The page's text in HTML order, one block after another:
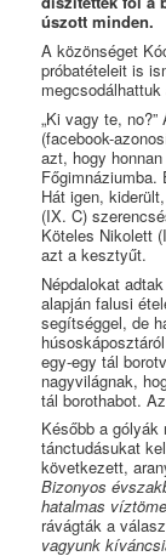
úszott minden.
A közönséget
próbatételeit is
„Ki vagy te,
(facebook-
azt, hogy
Főgimnáziumba.
Hát igen,
(IX. C)
Köteles Nikolett
azt a kesztyűt.
Népdalokat
alapján falusi
segítséggel, de
egy-egy tál
nagyvilágnak,
tál borothabot.
Később a
tánctudásukat
következett,
Bizonyos
hatalmas
rávágták a
vagyunk